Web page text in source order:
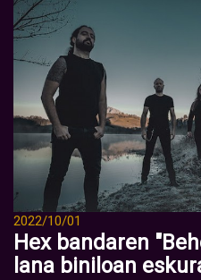
2022/10/01
Hex bandaren
lana biniloan